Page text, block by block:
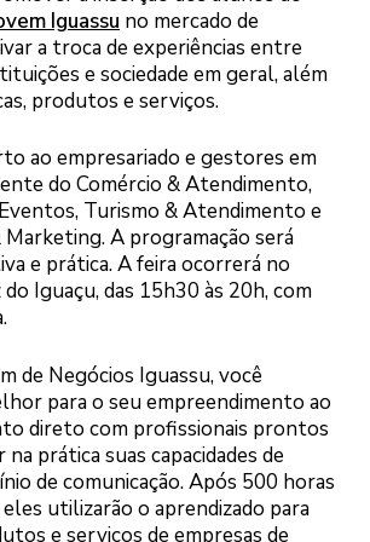
Iguassu no mercado de
a troca de experiências entre
e sociedade em geral, além
produtos e serviços.
ao empresariado e gestores em
do Comércio & Atendimento,
Turismo & Atendimento e
A programação será
e prática. A feira ocorrerá no
Iguaçu, das 15h30 às 20h, com
de Negócios Iguassu, você
para o seu empreendimento ao
direto com profissionais prontos
prática suas capacidades de
de comunicação. Após 500 horas
utilizarão o aprendizado para
e serviços de empresas de